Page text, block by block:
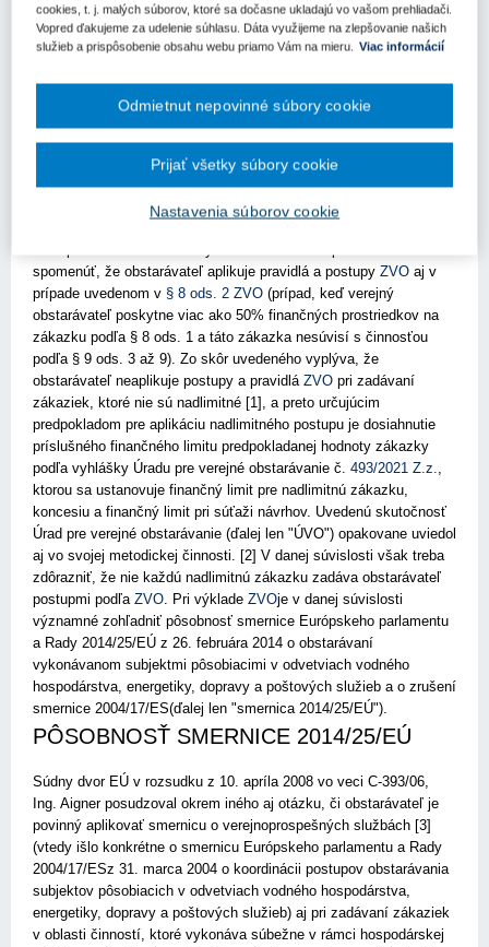
na zadávanie zákaziek s výnimkou tých zákaziek, o ktorýchZVO
výslovne ustanovuje, že tento zákon alebo postupy a pravidlá v
ňom obsiahnuté sa na dané zákazky nevzťahujú. Obstarávateľ je
s činnosťami, ktoré vykonáva v jednom alebo vo viacerých
§ 9 ods. 3 až 9 ZVO
patrí energetika a tepelná energetika, vodné hospodárstvo,
doprava, poštové služby a využívanie geograficky vymedzeného
územia. Obstarávateľ postupuje pri zadávaní takejto zákazky
podľa prvej časti a druhej časti prvej hlavy, tretej hlavy a piatej
spomenúť, že obstarávateľ aplikuje pravidlá a postupy ZVO aj v
prípade uvedenom v § 8 ods. 2 ZVO (prípad, keď verejný
obstarávateľ poskytne viac ako 50% finančných prostriedkov na
zákazku podľa § 8 ods. 1 a táto zákazka nesúvisí s činnosťou
podľa § 9 ods. 3 až 9). Zo skôr uvedeného vyplýva, že
obstarávateľ neaplikuje postupy a pravidlá ZVO pri zadávaní
zákaziek, ktoré nie sú nadlimitné [1], a preto určujúcim
predpokladom pre aplikáciu nadlimitného postupu je dosiahnutie
príslušného finančného limitu predpokladanej hodnoty zákazky
podľa vyhlášky Úradu pre verejné obstarávanie č. 493/2021 Z.z.,
ktorou sa ustanovuje finančný limit pre nadlimitnú zákazku,
koncesiu a finančný limit pri súťaži návrhov. Uvedenú skutočnosť
Úrad pre verejné obstarávanie (ďalej len "ÚVO") opakovane uviedol
aj vo svojej metodickej činnosti. [2] V danej súvislosti však treba
zdôrazniť, že nie každú nadlimitnú zákazku zadáva obstarávateľ
postupmi podľa ZVO. Pri výklade ZVOje v danej súvislosti
významné zohľadniť pôsobnosť smernice Európskeho parlamentu
a Rady 2014/25/EÚ z 26. februára 2014 o obstarávaní
vykonávanom subjektmi pôsobiacimi v odvetviach vodného
hospodárstva, energetiky, dopravy a poštových služieb a o zrušení
smernice 2004/17/ES(ďalej len "smernica 2014/25/EÚ").
PÔSOBNOSŤ SMERNICE 2014/25/EÚ
Súdny dvor EÚ v rozsudku z 10. apríla 2008 vo veci C-393/06,
Ing. Aigner posudzoval okrem iného aj otázku, či obstarávateľ je
povinný aplikovať smernicu o verejnoprospešných službách [3]
(vtedy išlo konkrétne o smernicu Európskeho parlamentu a Rady
2004/17/ESz 31. marca 2004 o koordinácii postupov obstarávania
subjektov pôsobiacich v odvetviach vodného hospodárstva,
energetiky, dopravy a poštových služieb) aj pri zadávaní zákaziek
v oblasti činností, ktoré vykonáva súbežne v rámci hospodárskej
cookies, t. j. malých súborov, ktoré sa dočasne ukladajú vo vašom prehliadači.
Vopred ďakujeme za udelenie súhlasu. Dáta využijeme na zlepšovanie našich
služieb a prispôsobenie obsahu webu priamo Vám na mieru.
Viac informácií
Nastavenia súborov cookie
Odmietnut nepovinné súbory cookie
Prijať všetky súbory cookie